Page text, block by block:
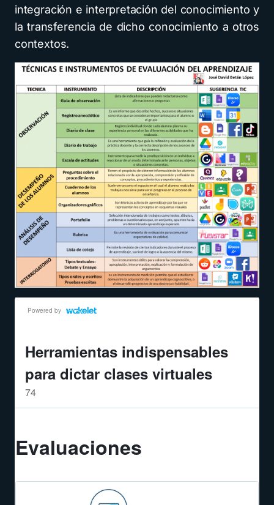
integración e interpretación del conocimiento y
la transferencia de dicho conocimiento a otros
contextos.